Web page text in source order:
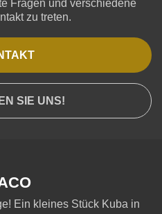
Fragen und verschiedene
zu treten.
SIE UNS!
Ein kleines Stück Kuba in